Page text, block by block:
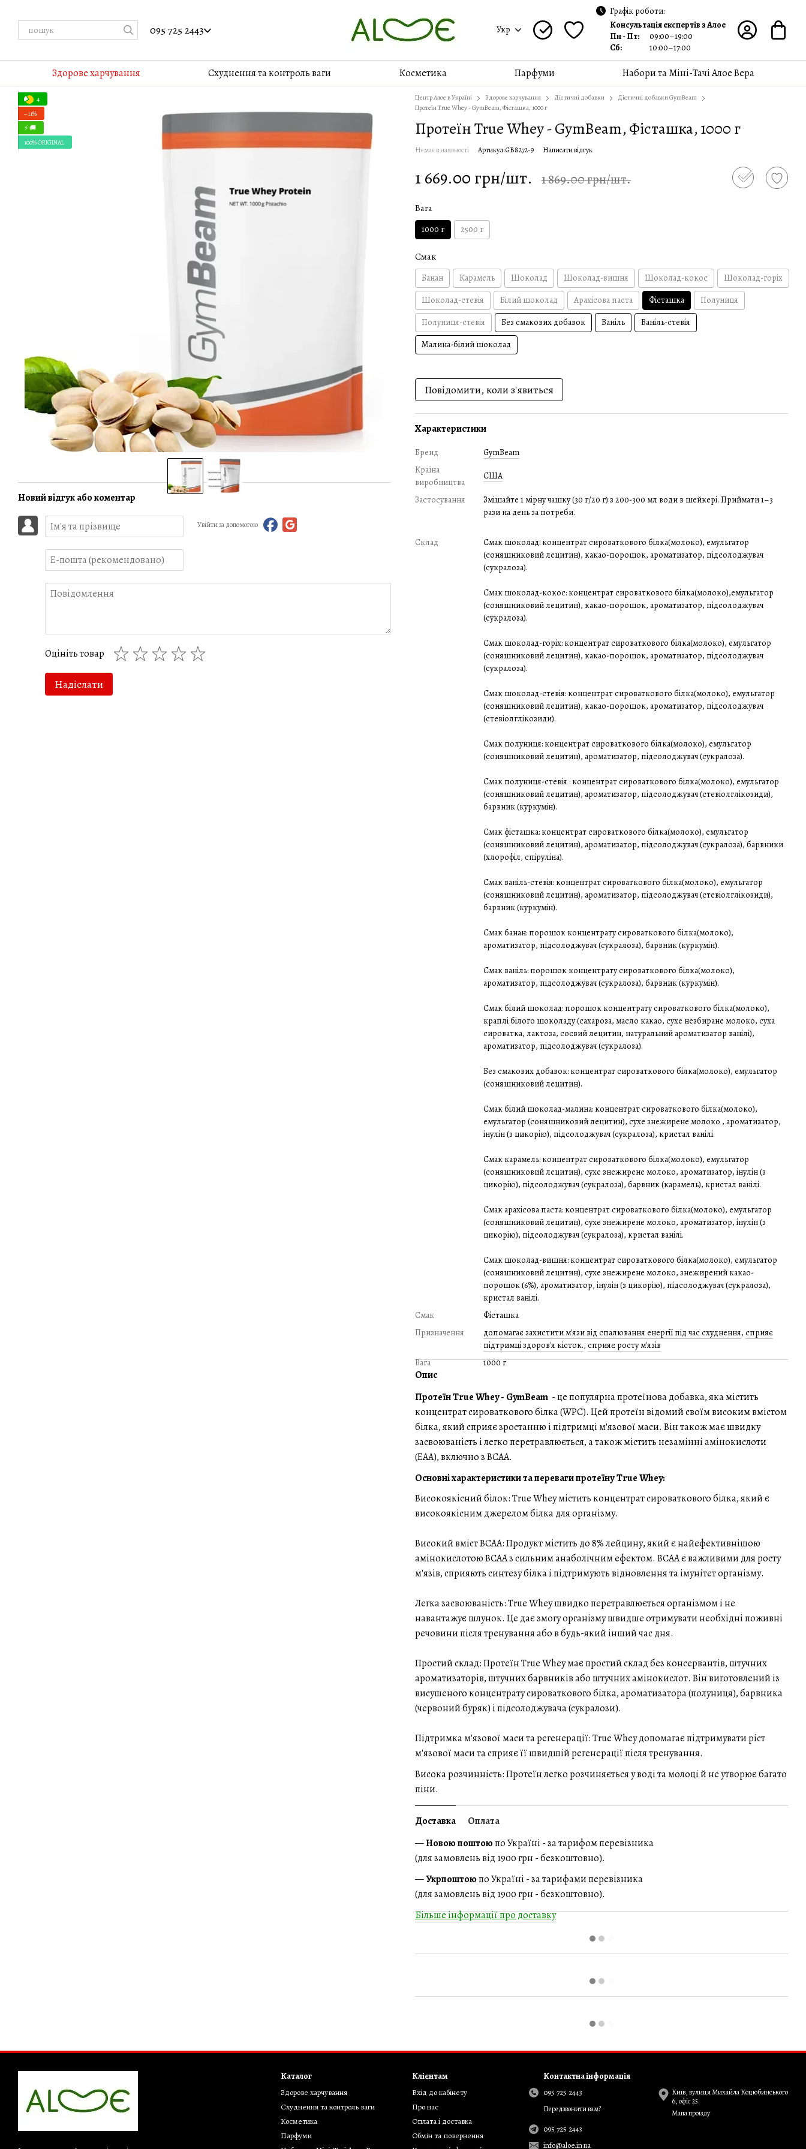
095 725 2443 Укр
Графік роботи:
Консультація експертів з Алое
Пн - Пт:
09:00–19:00
Сб:
10:00–17:00
Здорове харчування Cхуднення та контроль ваги Косметика Парфуми Набори та Міні-Тачі Алое Вера
4
−11%
⚡ 🚚
100% ORIGINAL
Новий відгук або коментар
Увійти за допомогою
Оцініть товар
Надіслати
Центр Алое в Україні Здорове харчування Дієтичні добавки
Дієтичні добавки GymBeam
Протеїн True Whey - GymBeam, Фісташка, 1000 г
Протеїн True Whey - GymBeam, Фісташка, 1000 г
Немає в наявності Артикул: GB8272-9 Написати відгук
1 669.00 грн/шт. 1 869.00 грн/шт.
Вага
1000 г 2500 г
Смак
Банан Карамель Шоколад Шоколад-вишня Шоколад-кокос
Шоколад-горіх
Шоколад-стевія
Білий шоколад Арахісова паста Фісташка
Полуниця
Полуниця-стевія
Без смакових добавок Ваніль
Ваніль-стевія
Малина-білий шоколад
Повідомити, коли з'явиться
Характеристики
Бренд
GymBeam
Країна
виробництва
США
Застосування
Змішайте 1 мірну чашку (30 г/20 г) з 200-300 мл води в шейкері. Приймати 1–3
рази на день за потреби.
Склад
Смак шоколад: концентрат сироваткового білка(молоко), емульгатор
(соняшниковий лецитин), какао-порошок, ароматизатор, підсолоджувач
(сукралоза).
Смак шоколад-кокос: концентрат сироваткового білка(молоко),емульгатор
(соняшниковий лецитин), какао-порошок, ароматизатор, підсолоджувач
(сукралоза).
Смак шоколад-горіх: концентрат сироваткового білка(молоко), емульгатор
(соняшниковий лецитин), какао-порошок, ароматизатор, підсолоджувач
(сукралоза).
Смак шоколад-стевія: концентрат сироваткового білка(молоко), емульгатор
(соняшниковий лецитин), какао-порошок, ароматизатор, підсолоджувач
(стевіолглікозиди).
Смак полуниця: концентрат сироваткового білка(молоко), емульгатор
(соняшниковий лецитин), ароматизатор, підсолоджувач (сукралоза).
Смак полуниця-стевія : концентрат сироваткового білка(молоко), емульгатор
(соняшниковий лецитин), ароматизатор, підсолоджувач (стевіолглікозиди),
барвник (куркумін).
Смак фісташка: концентрат сироваткового білка(молоко), емульгатор
(соняшниковий лецитин), ароматизатор, підсолоджувач (сукралоза), барвники
(хлорофіл, спіруліна).
Смак ваніль-стевія: концентрат сироваткового білка(молоко), емульгатор
(соняшниковий лецитин), ароматизатор, підсолоджувач (стевіолглікозиди),
барвник (куркумін).
Смак банан: порошок концентрату сироваткового білка(молоко),
ароматизатор, підсолоджувач (сукралоза), барвник (куркумін).
Смак ваніль: порошок концентрату сироваткового білка(молоко),
ароматизатор, підсолоджувач (сукралоза), барвник (куркумін).
Смак білий шоколад: порошок концентрату сироваткового білка(молоко),
краплі білого шоколаду (сахароза, масло какао, сухе незбиране молоко, суха
сироватка, лактоза, соєвий лецитин, натуральний ароматизатор ванілі),
ароматизатор, підсолоджувач (сукралоза).
Без смакових добавок: концентрат сироваткового білка(молоко), емульгатор
(соняшниковий лецитин).
Смак білий шоколад-малина: концентрат сироваткового білка(молоко),
емульгатор (соняшниковий лецитин), сухе знежирене молоко , ароматизатор,
інулін (з цикорію), підсолоджувач (сукралоза), кристал ванілі.
Смак карамель: концентрат сироваткового білка(молоко), емульгатор
(соняшниковий лецитин), сухе знежирене молоко, ароматизатор, інулін (з
цикорію), підсолоджувач (сукралоза), барвник (карамель), кристал ванілі.
Смак арахісова паста: концентрат сироваткового білка(молоко), емульгатор
(соняшниковий лецитин), сухе знежирене молоко, ароматизатор, інулін (з
цикорію), підсолоджувач (сукралоза), кристал ванілі.
Смак шоколад-вишня: концентрат сироваткового білка(молоко), емульгатор
(соняшниковий лецитин), сухе знежирене молоко, знежирений какао-
порошок (6%), ароматизатор, інулін (з цикорію), підсолоджувач (сукралоза),
кристал ванілі.
Смак
Фісташка
Призначення
допомагає захистити м'язи від спалювання енергії під час схуднення, сприяє
підтримці здоров'я кісток., сприяє росту м'язів
Вага
1000 г
Опис
Протеїн True Whey - GymBeam - це популярна протеїнова добавка, яка містить
концентрат сироваткового білка (WPC). Цей протеїн відомий своїм високим вмістом
білка, який сприяє зростанню і підтримці м'язової маси. Він також має швидку
засвоюваність і легко перетравлюється, а також містить незамінні амінокислоти
(EAA), включно з BCAA.
Основні характеристики та переваги протеїну True Whey:
Високоякісний білок: True Whey містить концентрат сироваткового білка, який є
високоякісним джерелом білка для організму.
Високий вміст BCAA: Продукт містить до 8% лейцину, який є найефективнішою
амінокислотою BCAA з сильним анаболічним ефектом. BCAA є важливими для росту
м'язів, сприяють синтезу білка і підтримують відновлення та імунітет організму.
Легка засвоюваність: True Whey швидко перетравлюється організмом і не
навантажує шлунок. Це дає змогу організму швидше отримувати необхідні поживні
речовини після тренування або в будь-який інший час дня.
Простий склад: Протеїн True Whey має простий склад без консервантів, штучних
ароматизаторів, штучних барвників або штучних амінокислот. Він виготовлений із
висушеного концентрату сироваткового білка, ароматизатора (полуниця), барвника
(червоний буряк) і підсолоджувача (сукралози).
Підтримка м'язової маси та регенерації: True Whey допомагає підтримувати ріст
м'язової маси та сприяє її швидшій регенерації після тренування.
Висока розчинність: Протеїн легко розчиняється у воді та молоці й не утворює багато
піни.
Доставка
Оплата
—Новою поштоюпо Україні - за тарифом перевізника
(для замовлень від 1900 грн - безкоштовно).
—Укрпоштоюпо Україні - за тарифами перевізника
(для замовлень від 1900 грн - безкоштовно).
Більше інформації про доставку
Каталог
Здорове харчування
Cхуднення та контроль ваги
Косметика
Парфуми
Клієнтам
Вхід до кабінету
Про нас
Оплата і доставка
Обмін та повернення
Контактна інформація
095 725 2443
Передзвонити вам?
095 725 2443
info@aloe.in.ua
Київ, вулиця Михайла Коцюбинського
6, офіс 25.
Мапа проїзду